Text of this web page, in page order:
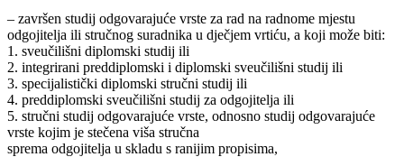
– završen studij odgovarajuće vrste za rad na radnome mjestu
odgojitelja ili stručnog suradnika u dječjem vrtiću, a koji može biti:
1. sveučilišni diplomski studij ili
2. integrirani preddiplomski i diplomski sveučilišni studij ili
3. specijalistički diplomski stručni studij ili
4. preddiplomski sveučilišni studij za odgojitelja ili
5. stručni studij odgovarajuće vrste, odnosno studij odgovarajuće
vrste kojim je stečena viša stručna
sprema odgojitelja u skladu s ranijim propisima,